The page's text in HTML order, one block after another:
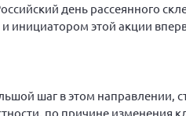
день рассеянного
и инициатором этой акции
шаг в этом направлении,
по причине изменения